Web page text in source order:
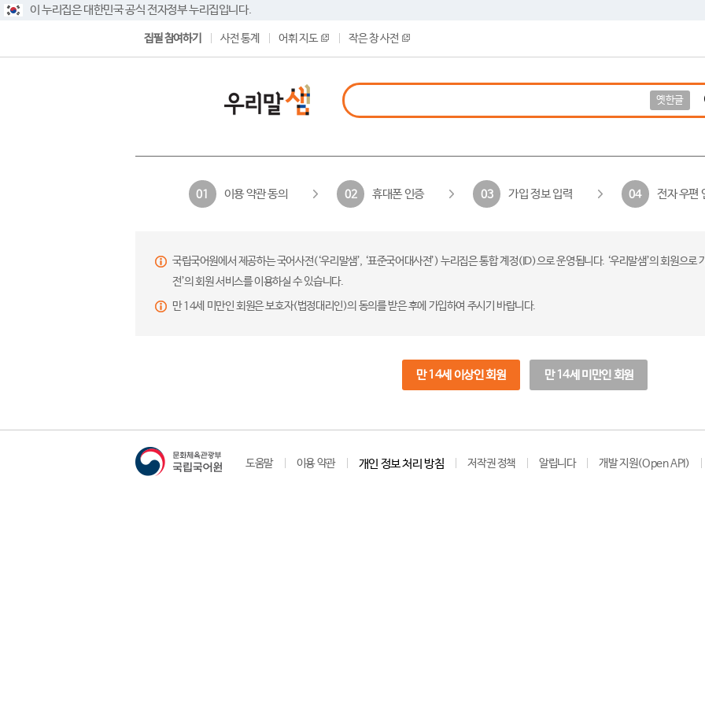
이 누리집은 대한민국 공식 전자정부 누리집입니다.
집필 참여하기 사전 통계 어휘 지도 작은 창 사전
옛한글
01 이용 약관 동의 02 휴대폰 인증 03 가입 정보 입력 04 전자 우편
국립국어원에서 제공하는 국어사전(‘우리말샘’, ‘표준국어대사전’) 누리집은 통합 계정(ID)으로 운영됩니다. ‘우리말샘’의 회원으
전’의 회원 서비스를 이용하실 수 있습니다.
만 14세 미만인 회원은 보호자(법정대리인)의 동의를 받은 후에 가입하여 주시기 바랍니다.
만 14세 이상인 회원 만 14세 미만인 회원
도움말 이용 약관 개인 정보 처리 방침 저작권 정책 알립니다 개발 지원(Open API)